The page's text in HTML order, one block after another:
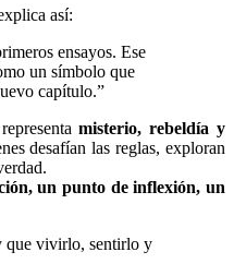
así:
ensayos. Ese
un símbolo que
capítulo.”
misterio, rebeldía y
desafían las reglas, exploran
un punto de inflexión, un
que vivirlo, sentirlo y